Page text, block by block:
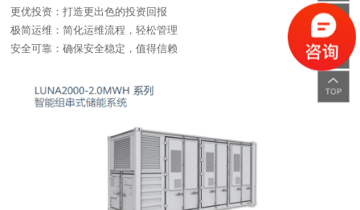
更优投资：打造更出色的投资回报
极简运维：简化运维流程，轻松管理
安全可靠：确保安全稳定，值得信赖